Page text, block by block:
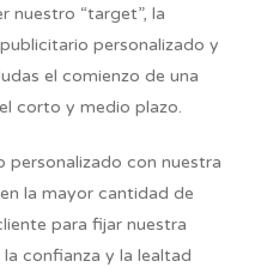
nuestro “target”, la
personalizado y
el comienzo de una
corto y medio plazo.
personalizado con nuestra
la mayor cantidad de
para fijar nuestra
confianza y la lealtad